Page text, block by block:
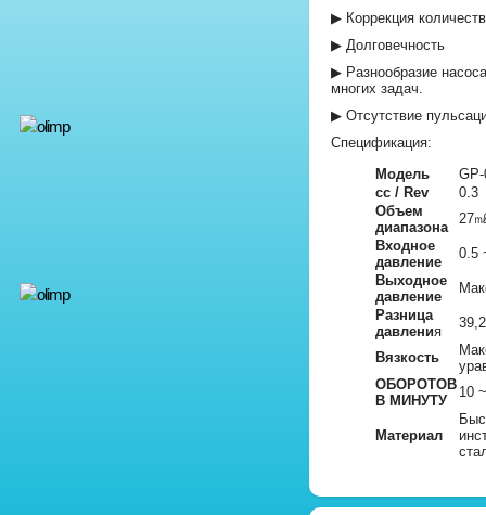
▶ Коррекция
▶ Долговечность
▶ Разнообразие
многих задач.
▶ Отсутствие
Спецификация:
Модель
cc / Rev
0.3
Объем
диапазона
27
Входное
давление
0.5
Выходное
давление
Разница
давления
Вязкость
ОБОРОТОВ
В МИНУТУ
10
Материал